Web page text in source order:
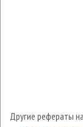
Другие рефераты